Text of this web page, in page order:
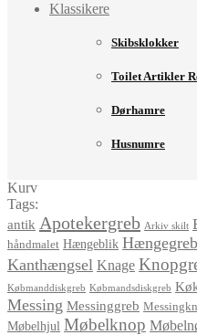
Klassikere
Skibsklokker
Toilet Artikler
Dørhamre
Husnumre
Kurv
Tags:
antik Apotekergreb Arkiv skilt
håndmalet Hængeblik Hængegreb
Kanthængsel Knage
Købmanddiskgreb Købmandsdiskgreb
Messing Messinggreb
Møbelhjul Møbelknop